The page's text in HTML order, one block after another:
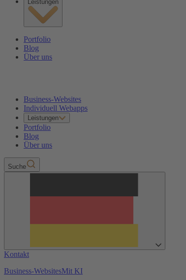
Leistungen
Portfolio
Blog
Über uns
Business-Websites
Individuell Webapps
Leistungen
Portfolio
Blog
Über uns
Suche
Kontakt
Business-WebsitesMit KI